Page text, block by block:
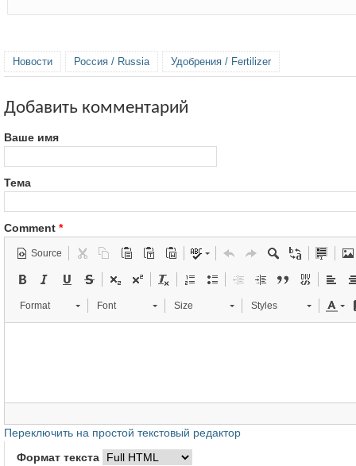
Новости Россия / Russia Удобрения / Fertilizer
Добавить комментарий
Ваше имя
Тема
Comment *
Source
Format Font Size Styles
Переключить на простой текстовый редактор
Формат текста